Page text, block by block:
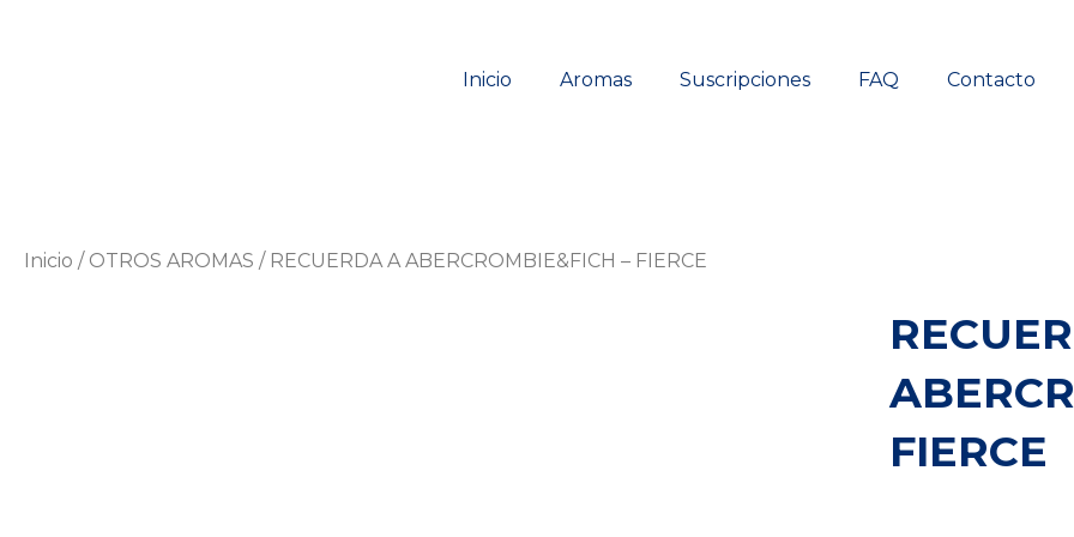
Inicio Aromas Suscripciones FAQ Contacto
Inicio / OTROS AROMAS / RECUERDA A ABERCROMBIE&FICH – FIERCE
FIERCE